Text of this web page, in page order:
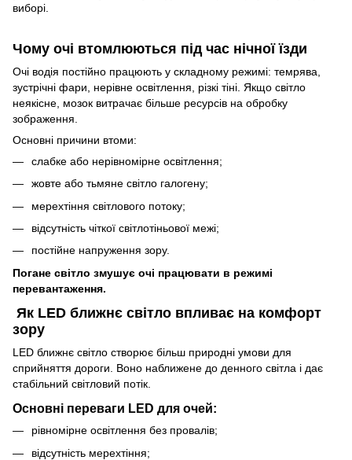
виборі.
Чому очі втомлюються під час нічної їзди
Очі водія постійно працюють у складному режимі: темрява,
зустрічні фари, нерівне освітлення, різкі тіні. Якщо світло
неякісне, мозок витрачає більше ресурсів на обробку
зображення.
Основні причини втоми:
слабке або нерівномірне освітлення;
жовте або тьмяне світло галогену;
мерехтіння світлового потоку;
відсутність чіткої світлотіньової межі;
постійне напруження зору.
Погане світло змушує очі працювати в режимі
перевантаження.
Як LED ближнє світло впливає на комфорт
зору
LED ближнє світло створює більш природні умови для
сприйняття дороги. Воно наближене до денного світла і дає
стабільний світловий потік.
Основні переваги LED для очей:
рівномірне освітлення без провалів;
відсутність мерехтіння;